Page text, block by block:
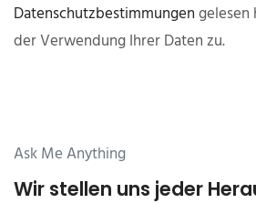
Datenschutzbestimmungengelesen
der Verwendung Ihrer Daten zu.
Ask Me Anything
Wir stellen uns jeder